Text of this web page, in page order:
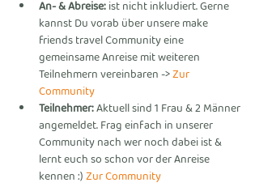
An- & Abreise: ist nicht inkludiert. Gerne
kannst Du vorab über unsere make
friends travel Community eine
gemeinsame Anreise mit weiteren
Teilnehmern vereinbaren -> Zur
Community
Teilnehmer: Aktuell sind 1 Frau & 2 Männer
angemeldet. Frag einfach in unserer
Community nach wer noch dabei ist &
lernt euch so schon vor der Anreise
kennen :) Zur Community